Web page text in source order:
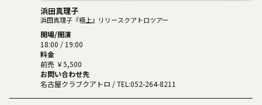
浜田真理子
浜田真理子『極上』リリースクアトロツアー
開場/開演
18:00 / 19:00
料金
前売 ￥5,500
お問い合わせ先
名古屋クラブクアトロ / TEL:052-264-8211